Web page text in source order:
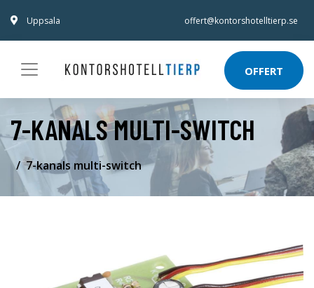
Uppsala offert@kontorshotelltierp.se
OFFERT
7-KANALS MULTI-SWITCH
7-kanals multi-switch